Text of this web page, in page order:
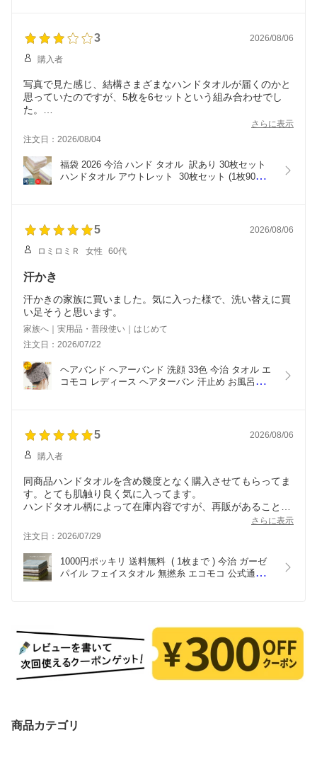
3 2026/08/06
購入者
写真で見た感じ、結構さまざまなハンドタオルが届くのかと
思っていたのですが、5枚を6セットという組み合わせでし
た。
白色のハンドタオルが2セットありましたが、どれもやはり
シミがすごく、なるほど、これがアウトレットの理由かと思
はガーゼタオルでした。
さらに表示
注文日：2026/08/04
福袋 2026 今治 ハンド タオル  訳あり 30枚セット
ハンドタオル アウトレット  30枚セット (1枚90円税
5 2026/08/06
ロミロミＲ 女性 60代
汗かき
汗かきの家族に買いました。気に入った様で、洗い替えに買
い足そうと思います。
家族へ｜実用品・普段使い｜はじめて
注文日：2026/07/22
ヘアバンド ヘアーバンド 洗顔 33色 今治 タオル エ
コモコ レディース ヘアターバン 汗止め お風呂上り
5 2026/08/06
購入者
同商品ハンドタオルを含め幾度となく購入させてもらってま
す。とても肌触り良く気に入ってます。
ハンドタオル柄によって在庫内容ですが、再販があることを
さらに表示
注文日：2026/07/29
1000円ポッキリ 送料無料  ( 1枚まで ) 今治 ガーゼ
パイル フェイスタオル 無撚糸 エコモコ 公式通販
商品カテゴリ